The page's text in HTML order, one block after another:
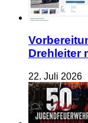
Drehleiter
22. Juli 2026